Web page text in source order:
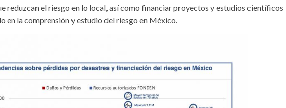
reduzcan el riesgo en lo local, así como financiar proyectos y estudios científicos
en la comprensión y estudio del riesgo en México.